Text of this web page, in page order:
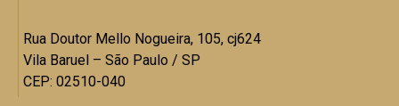
Rua Doutor Mello Nogueira, 105, cj624
Vila Baruel – São Paulo / SP
CEP: 02510-040